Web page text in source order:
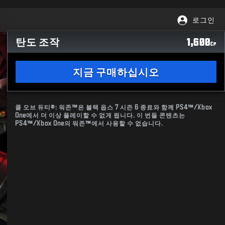
로그인
탄도 조작 1,600CP
지금 구매하십시오
콜 오브 듀티®: 워존™은 블랙 옵스 7 시즌 6 종료와 함께 PS4™/Xbox
One에서 더 이상 플레이할 수 없게 됩니다. 이 번들 콘텐츠는
PS4™/Xbox One의 워존™에서 사용할 수 없습니다.